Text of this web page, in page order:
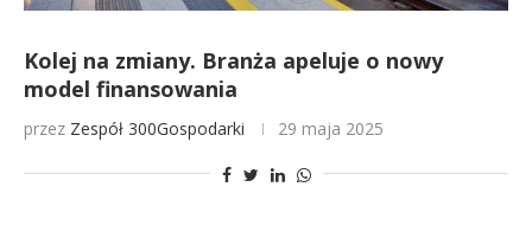
Kolej na zmiany. Branża apeluje o nowy
model finansowania
przez Zespół 300Gospodarki 29 maja 2025